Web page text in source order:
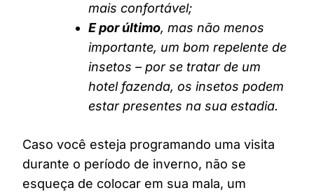
mais confortável;
E por último, mas não menos
importante, um bom repelente de
insetos – por se tratar de um
hotel fazenda, os insetos podem
estar presentes na sua estadia.
Caso você esteja programando uma visita
durante o período de inverno, não se
esqueça de colocar em sua mala, um